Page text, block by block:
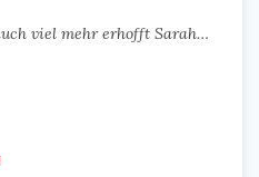
viel mehr erhofft Sarah…